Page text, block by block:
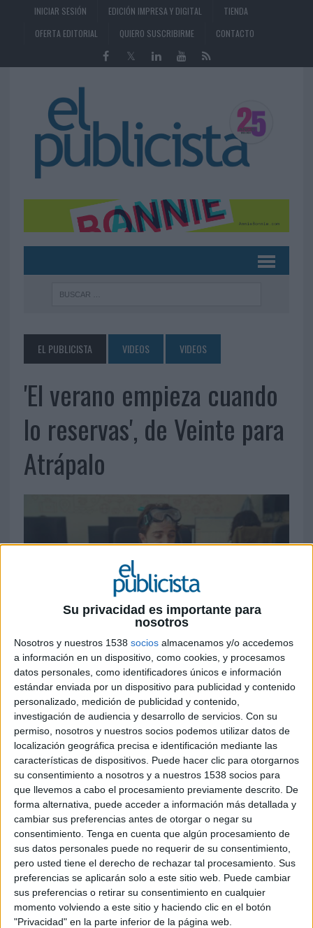
Su privacidad es importante para
nosotros
Nosotros y nuestros 1538 socios almacenamos y/o accedemos
a información en un dispositivo, como cookies, y procesamos
datos personales, como identificadores únicos e información
estándar enviada por un dispositivo para publicidad y contenido
personalizado, medición de publicidad y contenido,
investigación de audiencia y desarrollo de servicios. Con su
permiso, nosotros y nuestros socios podemos utilizar datos de
localización geográfica precisa e identificación mediante las
características de dispositivos. Puede hacer clic para otorgarnos
su consentimiento a nosotros y a nuestros 1538 socios para
que llevemos a cabo el procesamiento previamente descrito. De
forma alternativa, puede acceder a información más detallada y
cambiar sus preferencias antes de otorgar o negar su
consentimiento. Tenga en cuenta que algún procesamiento de
sus datos personales puede no requerir de su consentimiento,
pero usted tiene el derecho de rechazar tal procesamiento. Sus
preferencias se aplicarán solo a este sitio web. Puede cambiar
sus preferencias o retirar su consentimiento en cualquier
momento volviendo a este sitio y haciendo clic en el botón
"Privacidad" en la parte inferior de la página web.
INICIAR SESIÓN EDICIÓN IMPRESA Y DIGITAL
TIENDA
OFERTA EDITORIAL
QUIERO SUSCRIBIRME CONTACTO
EL PUBLICISTA VIDEOS VIDEOS
'El verano empieza cuando
lo reservas', de Veinte para
Atrápalo
4 DE JUNIO DE 2026
FICHA TÉCNICA
Agencia de publicidad: Veinte
Dirección creativa: Alberto Cativiela
Productora audiovisual: Gusto Audiovisual
Dirección: Gusto Audiovisual
Duración de la pieza principal: 20 segundos